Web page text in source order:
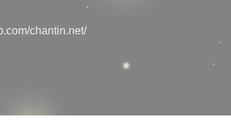
chantin.net/